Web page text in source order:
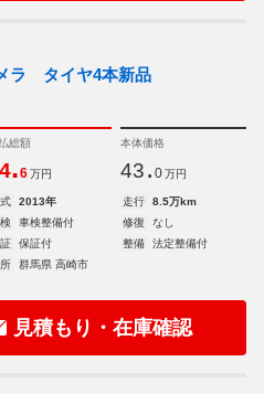
ラ タイヤ4本新品
総額
.6 万円
本体価格
43. 0 万円
2013年 走行
8.5万km
車検整備付 修復
なし
保証付 整備
法定整備付
群馬県 高崎市
見積もり・在庫確認